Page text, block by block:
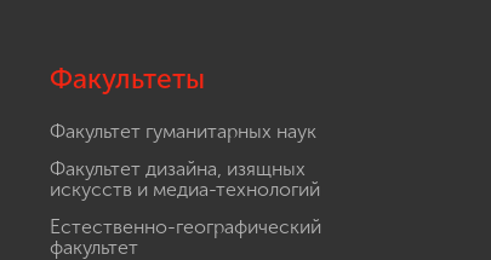
Международная деятельность
Другие виды деятельности
Студенческая жизнь
Сведения об образовательной
организации
Факультеты
Факультет гуманитарных наук
Факультет дизайна, изящных
искусств и медиа-технологий
Естественно-географический
факультет